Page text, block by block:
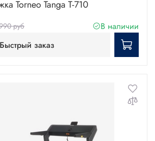
Torneo Tanga T-710
руб
В наличии
Быстрый заказ